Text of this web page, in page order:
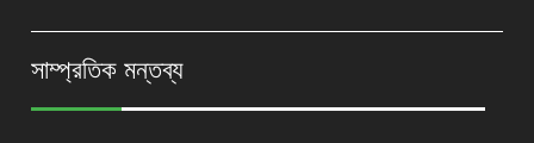
সাম্প্রতিক মন্তব্য